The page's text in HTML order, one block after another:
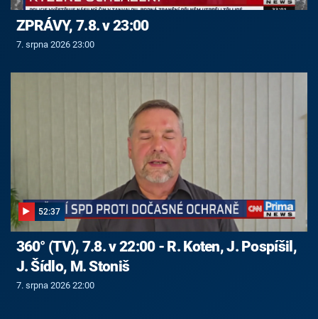
ZPRÁVY, 7.8. v 23:00
7. srpna 2026 23:00
52:37
360° (TV), 7.8. v 22:00 - R. Koten, J. Pospíšil,
J. Šídlo, M. Stoniš
7. srpna 2026 22:00